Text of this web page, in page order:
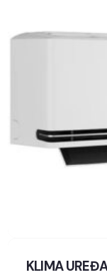
KLIMA